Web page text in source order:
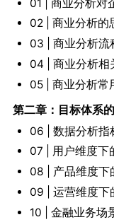
01 | 商业分析对
02 | 商业分析的
03 | 商业分析流
04 | 商业分析相
05 | 商业分析常
第二章：目标体系
06 | 数据分析指
07 | 用户维度下
08 | 产品维度下
09 | 运营维度下
10 | 金融业务场